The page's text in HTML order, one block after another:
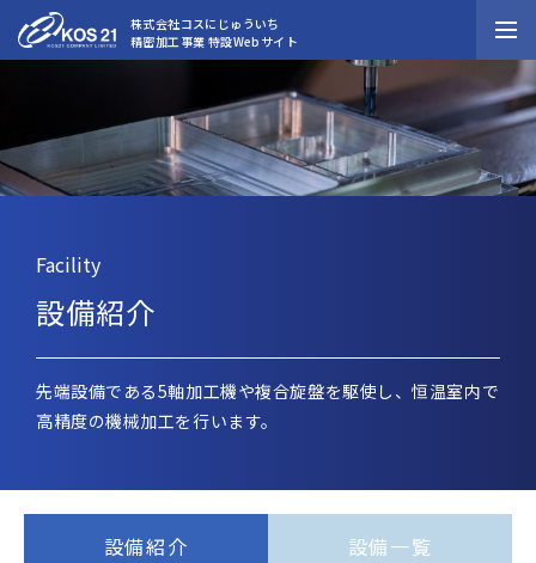
株式会社コスにじゅういち
精密加工事業 特設Webサイト
公式Webサイト
ニュースリリース
個人情報保護方針
サイトマップ
業務内容・工程
設備紹介
KOS21ジャーナル
業務内容・工程
・事業紹介
閉じる
Facility
設備紹介
先端設備である5軸加工機や複合旋盤を駆使し、恒温室内で
高精度の機械加工を行います。
設備紹介 設備一覧